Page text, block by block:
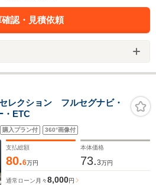
認・見積依頼
レクション フルセグナビ・
・ETC
購入プラン付 360°画像付
支払総額
80.6万円
本体価格
73.3万円
通常ローン 月々8,000円